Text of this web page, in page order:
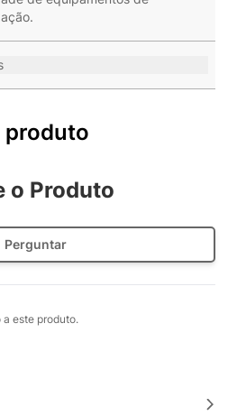
produto
o Produto
Perguntar
este produto.